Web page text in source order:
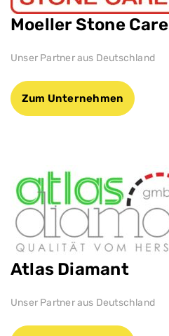
Moeller Stone Care
Unser Partner aus Deutschland
Zum Unternehmen
Atlas Diamant
Unser Partner aus Deutschland